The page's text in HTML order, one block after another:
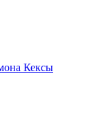
Кексы